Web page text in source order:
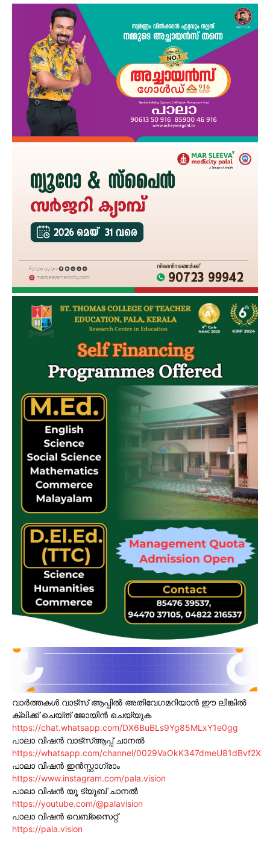
വാർത്തകൾ വാട്സ് ആപ്പിൽ അതിവേഗമറിയാൻ ഈ ലിങ്കിൽ
ക്ലിക്ക് ചെയ്ത് ജോയിൻ ചെയ്യുക
https://chat.whatsapp.com/DX6BuBLs9Yg85MLxY1e0gg
പാലാ വിഷൻ വാട്സ്ആപ്പ് ചാനൽ
https://whatsapp.com/channel/0029VaOkK347dmeU81dBvf2X
പാലാ വിഷൻ ഇൻസ്റ്റാഗ്രാം
https://www.instagram.com/pala.vision
പാലാ വിഷൻ യൂ ട്യൂബ് ചാനൽ
https://youtube.com/@palavision
പാലാ വിഷൻ വെബ്സൈറ്റ്
https://pala.vision